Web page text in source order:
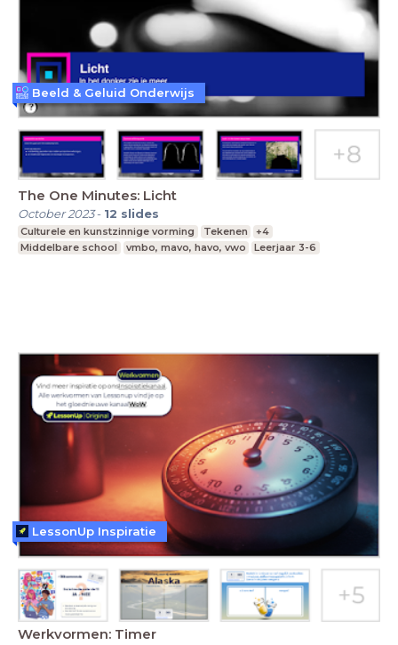
The One Minutes: Licht
October 2023- 12 slides
Culturele en kunstzinnige vorming Tekenen
+4
Middelbare school
vmbo, mavo, havo, vwo Leerjaar 3-6
Beeld & Geluid Onderwijs
Werkvormen: Timer
LessonUp Inspiratie